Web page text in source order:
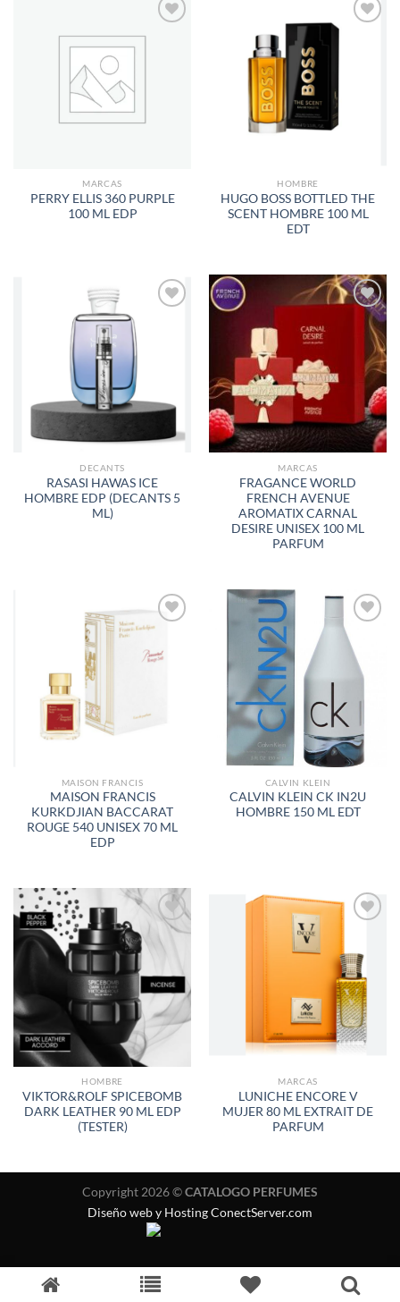
AÑADIR
MARCAS
PERRY ELLIS 360 PURPLE
100 ML EDP
DESEOS
HOMBRE
HUGO BOSS BOTTLED THE
SCENT HOMBRE 100 ML
EDT
AÑADIR
LISTA
DESEOS
DECANTS
RASASI HAWAS ICE
HOMBRE EDP (DECANTS 5
ML)
DESEOS
MARCAS
FRAGANCE WORLD
FRENCH AVENUE
AROMATIX CARNAL
DESIRE UNISEX 100 ML
PARFUM
A LA
LISTA
MAISON FRANCIS
MAISON FRANCIS
KURKDJIAN BACCARAT
ROUGE 540 UNISEX 70 ML
EDP
AÑADIR
A LA
LISTA
CALVIN KLEIN
CALVIN KLEIN CK IN2U
HOMBRE 150 ML EDT
AÑADIR
A LA
LISTA
DE
DESEOS
HOMBRE
VIKTOR&ROLF SPICEBOMB
DARK LEATHER 90 ML EDP
(TESTER)
AÑADIR
A LA
LISTA
DE
DESEOS
MARCAS
LUNICHE ENCORE V
MUJER 80 ML EXTRAIT DE
PARFUM
Copyright 2026 ©CATALOGO PERFUMES
Diseño web y Hosting ConectServer.com